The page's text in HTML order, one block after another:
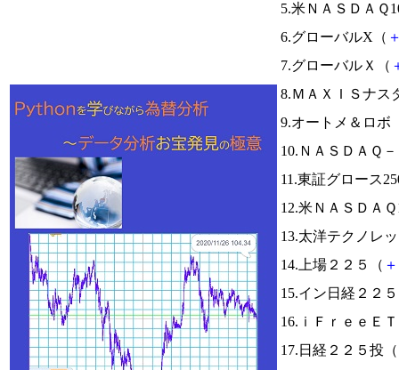
5.米ＮＡＳＤＡＱ
6.グローバルX（
7.グローバルＸ（
8.ＭＡＸＩＳナス
9.オートメ＆ロボ
10.ＮＡＳＤＡＱ
11.東証グロース
12.米ＮＡＳＤＡ
13.太洋テクノレ
14.上場２２５（ ＋
15.イン日経２２
16.ｉＦｒｅｅＥ
17.日経２２５投（